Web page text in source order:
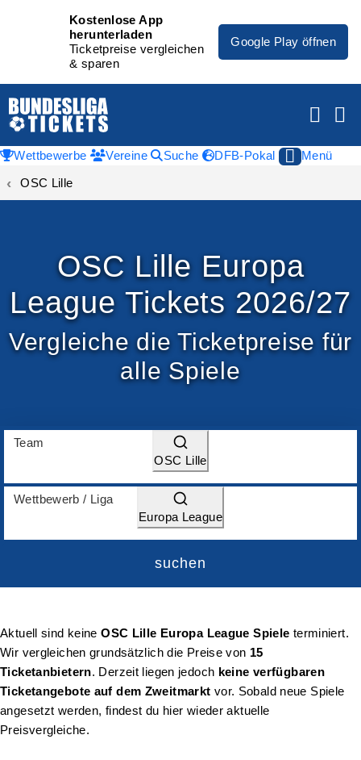
Kostenlose App
herunterladen
Ticketpreise vergleichen
& sparen
Google Play öffnen
Wettbewerbe Vereine Suche DFB-Pokal
Menü
OSC Lille
OSC Lille Europa
League Tickets 2026/27
Vergleiche die Ticketpreise für
alle Spiele
Team
OSC Lille
Wettbewerb / Liga
Europa League
suchen
Aktuell sind keineOSC Lille Europa League Spiele terminiert.
Wir vergleichen grundsätzlich die Preise von 15
Ticketanbietern. Derzeit liegen jedoch keine verfügbaren
Ticketangebote auf dem Zweitmarkt vor. Sobald neue Spiele
angesetzt werden, findest du hier wieder aktuelle
Preisvergleiche.